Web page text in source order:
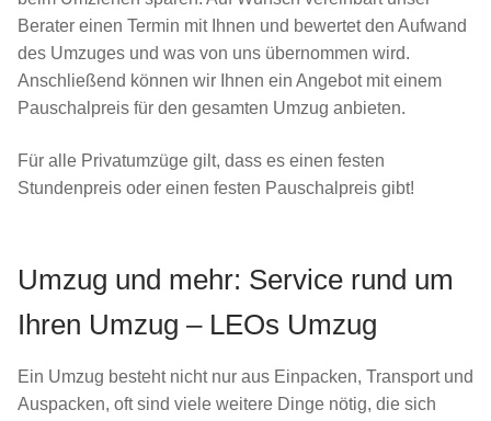
Berater einen Termin mit Ihnen und bewertet den Aufwand
des Umzuges und was von uns übernommen wird.
Anschließend können wir Ihnen ein Angebot mit einem
Pauschalpreis für den gesamten Umzug anbieten.
Für alle Privatumzüge gilt, dass es einen festen
Stundenpreis oder einen festen Pauschalpreis gibt!
Umzug und mehr: Service rund um
Ihren Umzug – LEOs Umzug
Ein Umzug besteht nicht nur aus Einpacken, Transport und
Auspacken, oft sind viele weitere Dinge nötig, die sich